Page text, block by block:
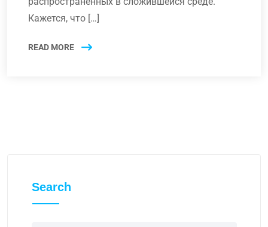
Кажется, что […]
READ MORE
Search